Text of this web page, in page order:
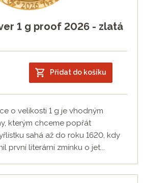
1 g proof 2026 - zlatá
Přidat do košíku
o velikosti 1 g je vhodným
kterým chceme popřát
sahá až do roku 1620, kdy
první literární zmínku o jet...